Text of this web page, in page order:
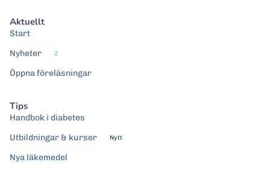
Aktuellt
Start
Nyheter
2
Öppna föreläsningar
Tips
Handbok i diabetes
Utbildningar & kurser
Nytt
Nya läkemedel